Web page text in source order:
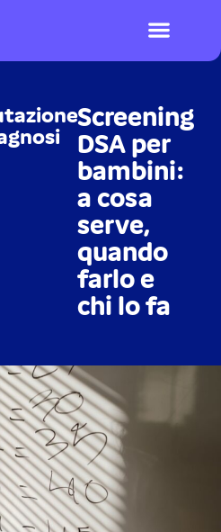
Screening
DSA per
bambini:
a cosa
serve,
quando
farlo e
chi lo fa